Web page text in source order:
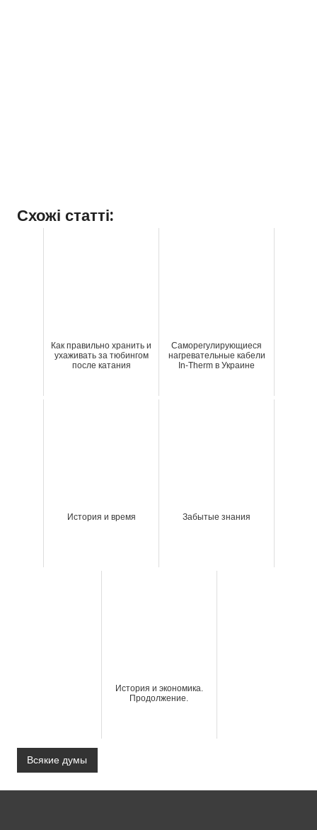
Схожі статті:
Как правильно хранить и
ухаживать за тюбингом
после катания
Саморегулирующиеся
нагревательные кабели
In-Therm в Украине
История и время Забытые знания
История и экономика.
Продолжение.
Всякие думы